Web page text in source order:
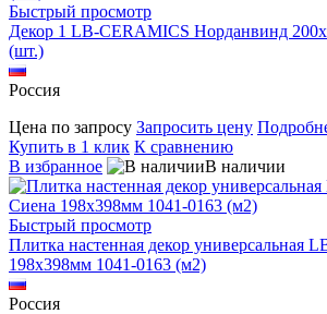
Быстрый просмотр
Декор 1 LB-CERAMICS Норданвинд
(шт.)
Россия
Цена по запросу Запросить цену
Купить в 1 клик К сравнению
В избранное
В наличии
Быстрый просмотр
Плитка настенная декор универсальная
198x398мм 1041-0163 (м2)
Россия